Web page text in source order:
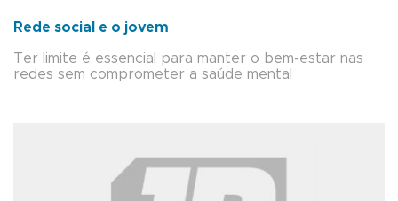
Rede social e o jovem
Ter limite é essencial para manter o bem-estar nas
redes sem comprometer a saúde mental